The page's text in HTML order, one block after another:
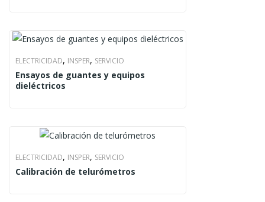
ELECTRICIDAD, INSPER, SERVICIO
Ensayos de guantes y equipos
dieléctricos
ELECTRICIDAD, INSPER, SERVICIO
Calibración de telurómetros